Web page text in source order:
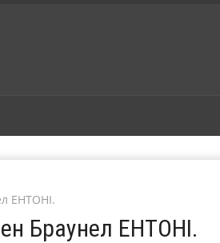
ЕНТОНІ.
Браунел ЕНТОНІ.